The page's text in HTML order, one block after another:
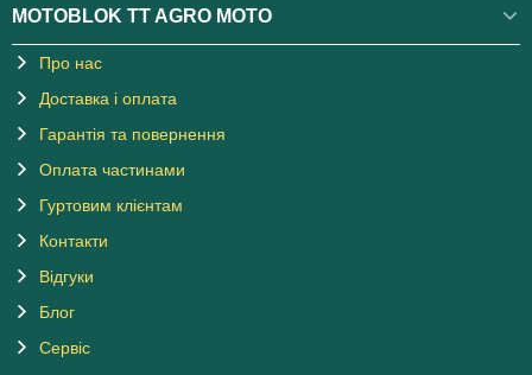
MOTOBLOK TT AGRO MOTO
Про нас
Доставка і оплата
Гарантія та повернення
Оплата частинами
Гуртовим клієнтам
Контакти
Відгуки
Блог
Сервіс